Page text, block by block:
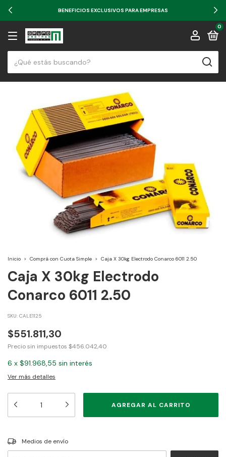
BENEFICIOS EXCLUSIVOS PARA EMPRESAS
0
Inicio > Comprá con Cuota Simple > Caja X 30kg Electrodo Conarco 6011 2.50
Caja X 30kg Electrodo
Conarco 6011 2.50
SKU: CALE1125
$551.811,30
Precio sin impuestos $456.042,40
6 x $91.968,55 sin interés
Ver más detalles
Entregas para el CP:
Medios de envío